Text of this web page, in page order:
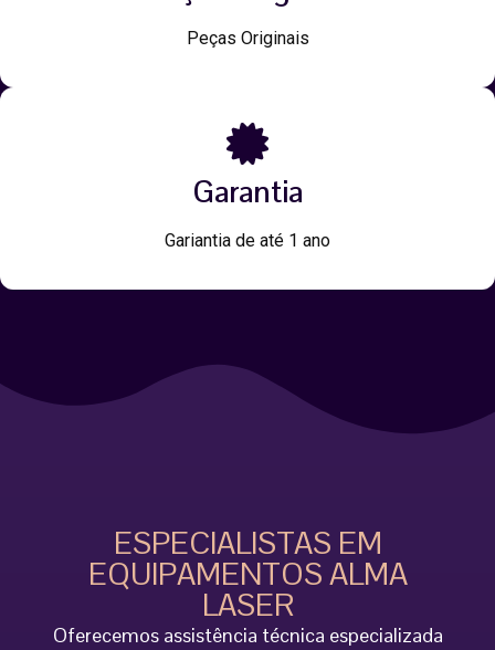
Peças Originais
Garantia
Gariantia de até 1 ano
ESPECIALISTAS EM
EQUIPAMENTOS ALMA
LASER
Oferecemos assistência técnica especializada